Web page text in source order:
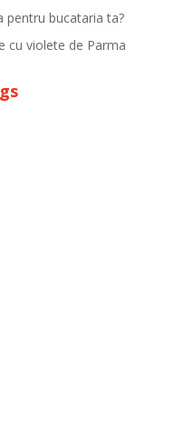
pentru bucataria ta?
cu violete de Parma